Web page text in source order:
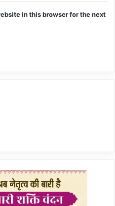
in this browser for the next